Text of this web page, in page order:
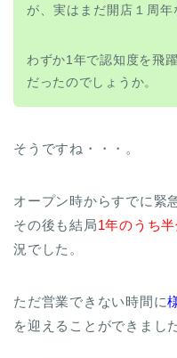
が、実はまだ開店１周年
わずか1年で認知度を飛
だったのでしょうか。
そうですね・・・。
オープン時からすでに緊
その後も結局1年のうち
況でした。
ただ営業できない時間に
を迎えることができまし